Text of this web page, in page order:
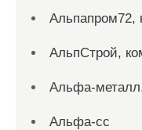
Альпапром72,
АльпСтрой,
Альфа-
Альфа-сс